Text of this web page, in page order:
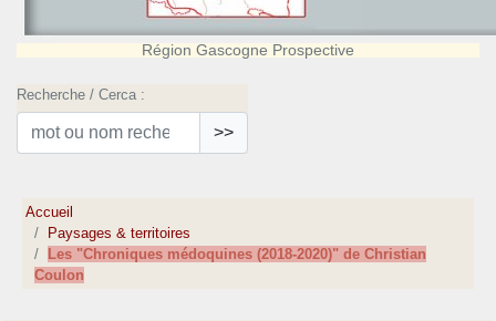
Région Gascogne Prospective
Recherche / Cerca :
>>
Accueil
Paysages & territoires
Les "Chroniques médoquines (2018-2020)" de Christian
Coulon